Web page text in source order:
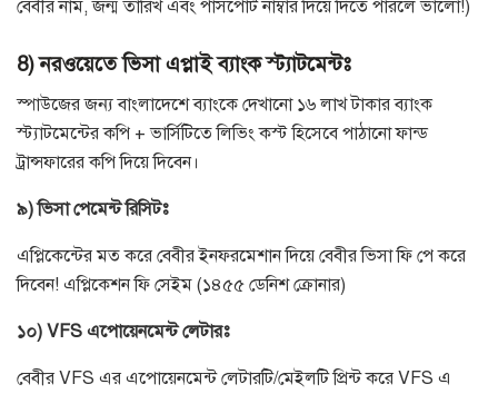
বেবীর নাম,জন্ম তারিখ এবং পাসপোর্ট নাম্বার দিয়ে দিতে পারলে ভালো!)
8) নরওয়েতে ভিসা এপ্লাইব্যাংক স্ট্যাটমেন্টঃ
স্পাউজের জন্য বাংলাদেশে ব্যাংকে দেখানো ১৬ লাখ টাকার ব্যাংক
স্ট্যাটমেন্টের কপি +ভার্সিটিতে লিভিং কস্ট হিসেবে পাঠানো ফান্ড
ট্রান্সফারের কপি দিয়ে দিবেন।
৯)ভিসা পেমেন্ট রিসিটঃ
এপ্লিকেন্টের মত করে বেবীর ইনফরমেশান দিয়ে বেবীর ভিসা ফি পে করে
দিবেন! এপ্লিকেশন ফি সেইম (১৪৫৫ ডেনিশ ক্রোনার)
১০) VFS এপোয়েনমেন্ট লেটারঃ
বেবীর VFS এর এপোয়েনমেন্ট লেটারটি/মেইলটি প্রিন্ট করে VFS এ